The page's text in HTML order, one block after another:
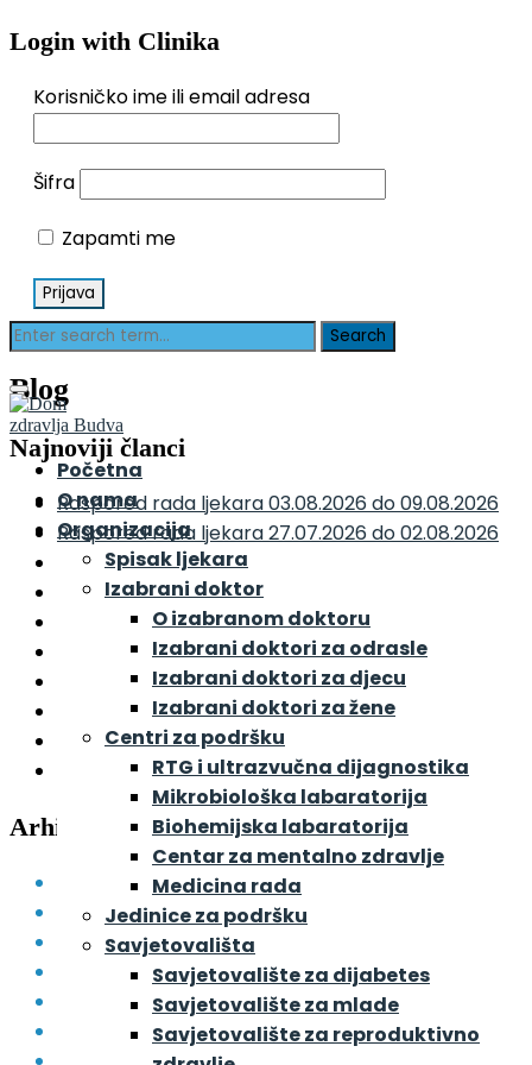
Login with Clinika
Korisničko ime ili email adresa
Šifra
Zapamti me
Početna
O nama
Organizacija
Spisak ljekara
Izabrani doktor
O izabranom doktoru
Izabrani doktori za odrasle
Izabrani doktori za djecu
Izabrani doktori za žene
Centri za podršku
RTG i ultrazvučna dijagnostika
Mikrobiološka labaratorija
Biohemijska labaratorija
Centar za mentalno zdravlje
Medicina rada
Jedinice za podršku
Savjetovališta
Savjetovalište za dijabetes
Savjetovalište za mlade
Savjetovalište za reproduktivno
Blog
Najnoviji članci
Raspored rada ljekara 03.08.2026 do 09.08.2026
Raspored rada ljekara 27.07.2026 do 02.08.2026
Raspored rada ljekara 20.07.2026 do 26.07.2026
Raspored rada ljekara 13.07.2026 do 19.07.2026
Raspored rada ljekara 06.07.2026 do 12.07.2026
Raspored rada ljekara 29.06.2026 do 05.07.2026
Raspored rada ljekara 22.06.2026 do 28.06.2026
Raspored rada ljekara 15.06.2026 do 21.06.2026
Raspored rada ljekara 08.06.2026 do 14.06.2026
Raspored rada ljekara 01.06.2026 do 07.06.2026
Arhive
August 2026
Juli 2026
Juni 2026
Maj 2026
April 2026
Mart 2026